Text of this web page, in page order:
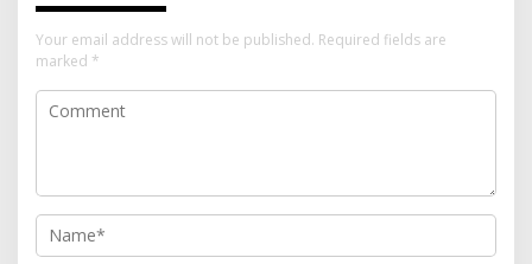
Your email address will not be published. Required fields are
marked *